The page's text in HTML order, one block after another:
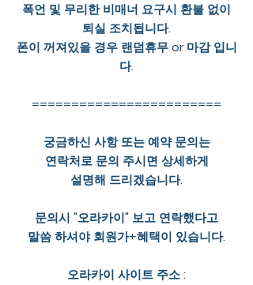
폭언 및 무리한 비매너 요구시 환불 없이
퇴실 조치됩니다.
폰이 꺼져있을 경우 랜덤휴무 or 마감 입니
다.
========================
궁금하신 사항 또는 예약 문의는
연락처로 문의 주시면 상세하게
설명해 드리겠습니다.
문의시 "오라카이" 보고 연락했다고
말씀 하셔야 회원가+혜택이 있습니다.
오라카이 사이트 주소 :